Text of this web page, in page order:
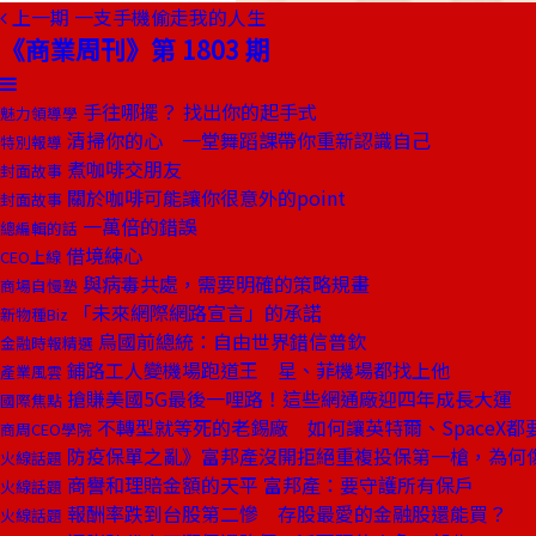
上一期 一支手機偷走我的人生
《商業周刊》第 1803 期
魅力領導學 手往哪擺？ 找出你的起手式
特別報導 清掃你的心 一堂舞蹈課帶你重新認識自己
封面故事 煮咖啡交朋友
封面故事 關於咖啡可能讓你很意外的point
總編輯的話 一萬倍的錯誤
CEO上線 借境練心
商場自慢塾 與病毒共處，需要明確的策略規畫
新物種Biz 「未來網際網路宣言」的承諾
金融時報精選 烏國前總統：自由世界錯信普欽
產業風雲 鋪路工人變機場跑道王 星、菲機場都找上他
國際焦點 搶賺美國5G最後一哩路！這些網通廠迎四年成長大運
商周CEO學院 不轉型就等死的老錫廠 如何讓英特爾、SpaceX都
火線話題 防疫保單之亂》富邦產沒開拒絕重複投保第一槍，為何
火線話題 商譽和理賠金額的天平 富邦產：要守護所有保戶
火線話題 報酬率跌到台股第二慘 存股最愛的金融股還能買？